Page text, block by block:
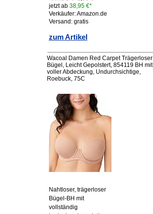
jetzt ab 38,95 €*
Verkäufer: Amazon.de
Versand: gratis
zum Artikel
Wacoal Damen Red Carpet Trägerloser
Bügel, Leicht Gepolstert, 854119 BH mit
voller Abdeckung, Undurchsichtige,
Roebuck, 75C
Nahtloser, trägerloser
Bügel-BH mit
vollständig